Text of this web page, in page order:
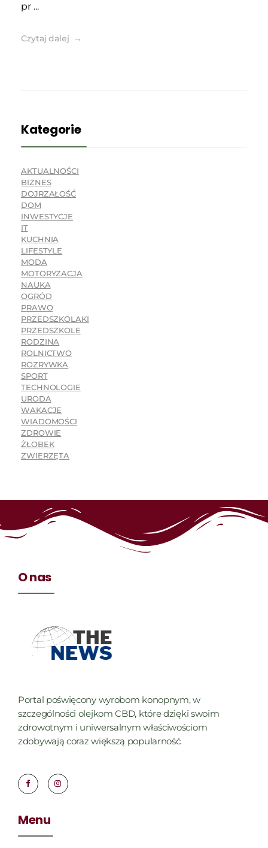
pr ...
Czytaj dalej
Kategorie
AKTUALNOŚCI
BIZNES
DOJRZAŁOŚĆ
DOM
INWESTYCJE
IT
KUCHNIA
LIFESTYLE
MODA
MOTORYZACJA
NAUKA
OGRÓD
PRAWO
PRZEDSZKOLAKI
PRZEDSZKOLE
RODZINA
ROLNICTWO
ROZRYWKA
SPORT
TECHNOLOGIE
URODA
WAKACJE
WIADOMOŚCI
ZDROWIE
ŻŁOBEK
ZWIERZĘTA
O nas
Portal poświęcony wyrobom konopnym, w
szczególności olejkom CBD, które dzięki swoim
zdrowotnym i uniwersalnym właściwościom
zdobywają coraz większą popularność.
Menu